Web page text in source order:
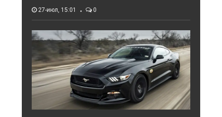
27-июл, 15:01 0